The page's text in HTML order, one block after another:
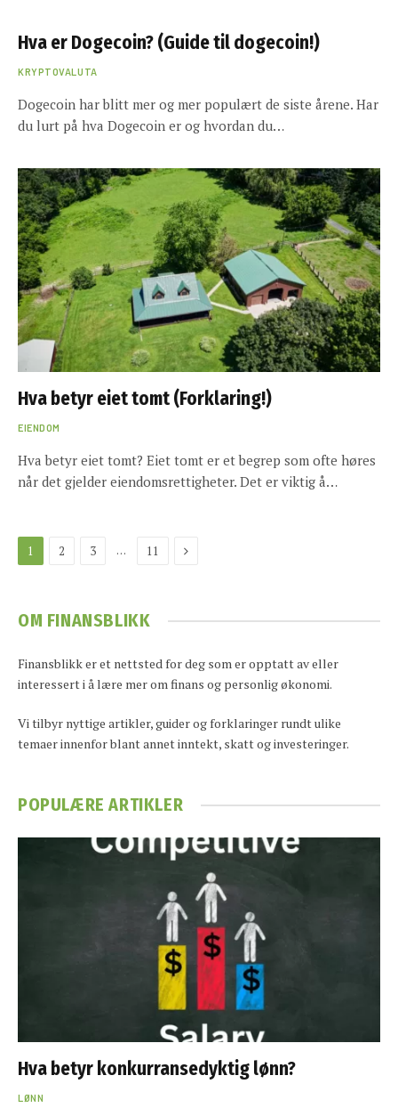
Hva er Dogecoin? (Guide til dogecoin!)
KRYPTOVALUTA
Dogecoin har blitt mer og mer populært de siste årene. Har
du lurt på hva Dogecoin er og hvordan du…
Hva betyr eiet tomt (Forklaring!)
EIENDOM
Hva betyr eiet tomt? Eiet tomt er et begrep som ofte høres
når det gjelder eiendomsrettigheter. Det er viktig å…
1 2 3 … 11 Next
OM FINANSBLIKK
Finansblikk er et nettsted for deg som er opptatt av eller
interessert i å lære mer om finans og personlig økonomi.
Vi tilbyr nyttige artikler, guider og forklaringer rundt ulike
temaer innenfor blant annet inntekt, skatt og investeringer.
POPULÆRE ARTIKLER
Hva betyr konkurransedyktig lønn?
LØNN